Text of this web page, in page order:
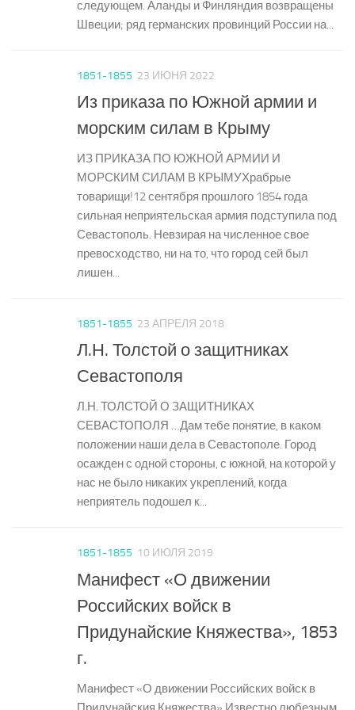
следующем. Аланды и Финляндия возвращены
Швеции; ряд германских провинций России на...
1851-1855 23 ИЮНЯ 2022
Из приказа по Южной армии и
морским силам в Крыму
ИЗ ПРИКАЗА ПО ЮЖНОЙ АРМИИ И
МОРСКИМ СИЛАМ В КРЫМУХрабрые
товарищи!12 сентября прошлого 1854 года
сильная неприятельская армия подступила под
Севастополь. Невзирая на численное свое
превосходство, ни на то, что город сей был
лишен...
1851-1855 23 АПРЕЛЯ 2018
Л.Н. Толстой о защитниках
Севастополя
Л.Н. ТОЛСТОЙ О ЗАЩИТНИКАХ
СЕВАСТОПОЛЯ …Дам тебе понятие, в каком
положении наши дела в Севастополе. Город
осажден с одной стороны, с южной, на которой у
нас не было никаких укреплений, когда
неприятель подошел к...
1851-1855 10 ИЮЛЯ 2019
Манифест «О движении
Российских войск в
Придунайские Княжества», 1853
г.
Манифест «О движении Российских войск в